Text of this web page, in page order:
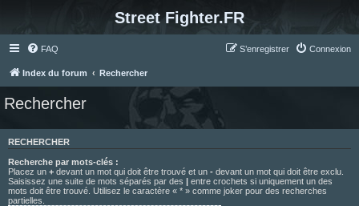
Street Fighter.FR
FAQ Connexion
S’enregistrer
Index du forum Rechercher
Rechercher
RECHERCHER
Recherche par mots-clés :
Placez un + devant un mot qui doit être trouvé et un - devant un mot qui doit être exclu.
Saisissez une suite de mots séparés par des | entre crochets si uniquement un des
mots doit être trouvé. Utilisez le caractère « * » comme joker pour des recherches
partielles.